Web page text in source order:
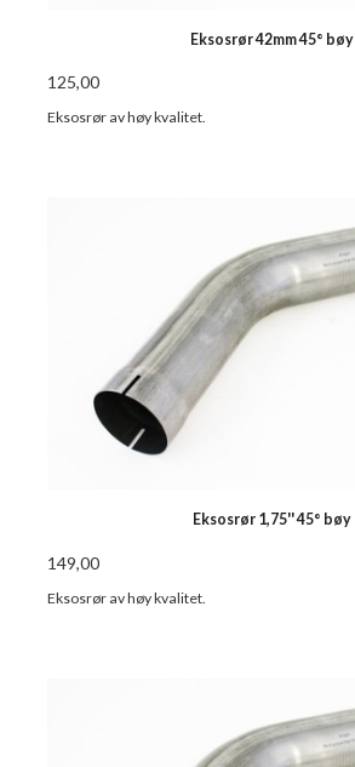
Eksosrør 42mm 45° bøy
125,00
Eksosrør av høy kvalitet.
Eksosrør 1,75'' 45° bøy
149,00
Eksosrør av høy kvalitet.